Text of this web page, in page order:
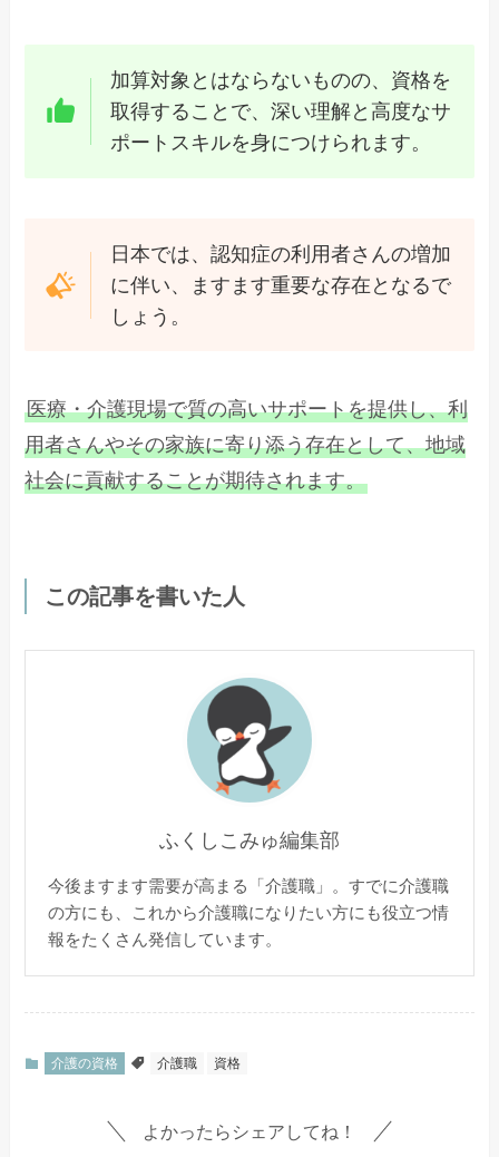
加算対象とはならないものの、資格を
取得することで、深い理解と高度なサ
ポートスキルを身につけられます。
日本では、認知症の利用者さんの増加
に伴い、ますます重要な存在となるで
しょう。
医療・介護現場で質の高いサポートを提供し、利
用者さんやその家族に寄り添う存在として、地域
社会に貢献することが期待されます。
この記事を書いた人
ふくしこみゅ編集部
今後ますます需要が高まる「介護職」。すでに介護職
の方にも、これから介護職になりたい方にも役立つ情
報をたくさん発信しています。
介護の資格 介護職 資格
よかったらシェアしてね！